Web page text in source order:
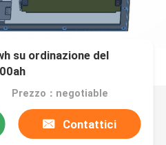
su ordinazione del
Prezzo：negotiable
Contattici